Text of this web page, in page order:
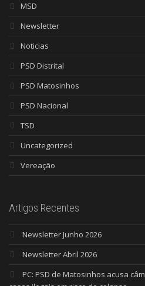
MSD
Newsletter
Noticias
PSD Distrital
PSD Matosinhos
PSD Nacional
TSD
Uncategorized
Vereação
Artigos Recentes
Newsletter Junho 2026
Newsletter Abril 2026
PC: PSD de Matosinhos acusa